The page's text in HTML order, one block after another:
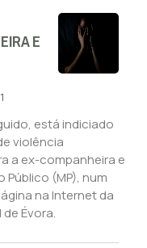
E
está indiciado
violência
a ex-companheira e
(MP), num
na Internet da
Évora.